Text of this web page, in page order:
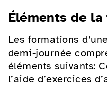
Éléments de
Les formations
demi-journée
éléments suivants:
l’aide d’exercices